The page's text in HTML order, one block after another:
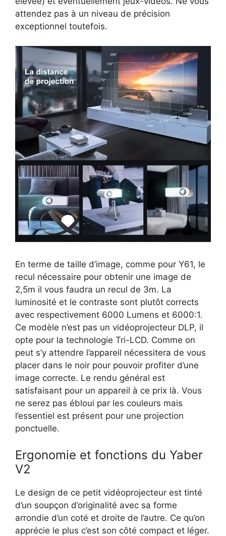
attendez pas à un niveau de précision
exceptionnel toutefois.
En terme de taille d’image, comme pour Y61, le
recul nécessaire pour obtenir une image de
2,5m il vous faudra un recul de 3m. La
luminosité et le contraste sont plutôt corrects
avec respectivement 6000 Lumens et 6000:1.
Ce modèle n’est pas un vidéoprojecteur DLP, il
opte pour la technologie Tri-LCD. Comme on
peut s’y attendre l’appareil nécessitera de vous
placer dans le noir pour pouvoir profiter d’une
image correcte. Le rendu général est
satisfaisant pour un appareil à ce prix là. Vous
ne serez pas ébloui par les couleurs mais
l’essentiel est présent pour une projection
ponctuelle.
Ergonomie et fonctions du Yaber
V2
Le design de ce petit vidéoprojecteur est tinté
d’un soupçon d’originalité avec sa forme
arrondie d’un coté et droite de l’autre. Ce qu’on
apprécie le plus c’est son côté compact et léger.